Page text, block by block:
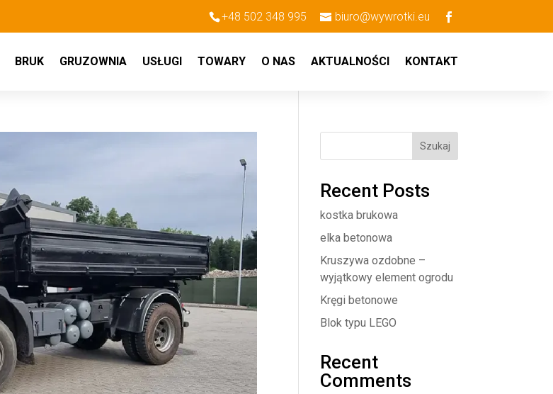
+48 502 348 995 biuro@wywrotki.eu
BRUK GRUZOWNIA USŁUGI TOWARY O NAS AKTUALNOŚCI KONTAKT
Szukaj
Recent Posts
kostka brukowa
elka betonowa
Kruszywa ozdobne –
wyjątkowy element ogrodu
Kręgi betonowe
Blok typu LEGO
Recent
Comments